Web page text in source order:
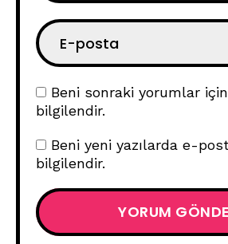
Beni sonraki yorumlar
bilgilendir.
Beni yeni yazılarda e-
bilgilendir.